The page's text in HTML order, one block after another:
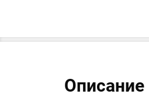
Описание